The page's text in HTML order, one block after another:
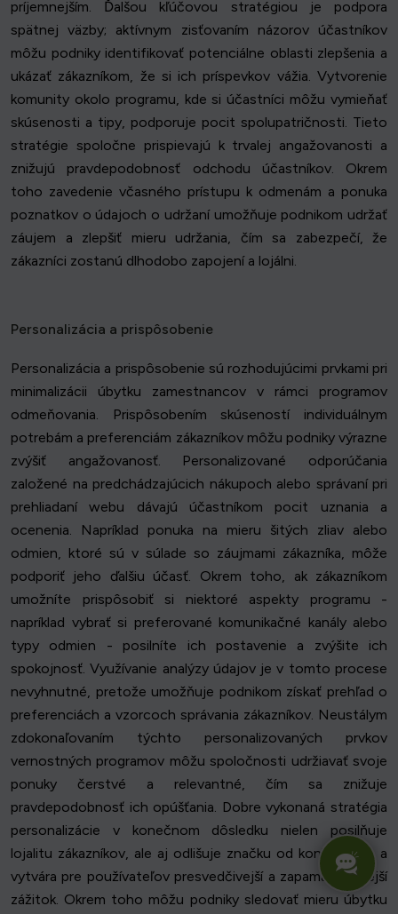
príjemnejším. Ďalšou kľúčovou stratégiou je podpora
spätnej väzby; aktívnym zisťovaním názorov účastníkov
môžu podniky identifikovať potenciálne oblasti zlepšenia a
ukázať zákazníkom, že si ich príspevkov vážia. Vytvorenie
komunity okolo programu, kde si účastníci môžu vymieňať
skúsenosti a tipy, podporuje pocit spolupatričnosti. Tieto
stratégie spoločne prispievajú k trvalej angažovanosti a
znižujú pravdepodobnosť odchodu účastníkov. Okrem
toho zavedenie včasného prístupu k odmenám a ponuka
poznatkov o údajoch o udržaní umožňuje podnikom udržať
záujem a zlepšiť mieru udržania, čím sa zabezpečí, že
zákazníci zostanú dlhodobo zapojení a lojálni.
Personalizácia a prispôsobenie
Personalizácia a prispôsobenie sú rozhodujúcimi prvkami pri
minimalizácii úbytku zamestnancov v rámci programov
odmeňovania. Prispôsobením skúseností individuálnym
potrebám a preferenciám zákazníkov môžu podniky výrazne
zvýšiť angažovanosť. Personalizované odporúčania
založené na predchádzajúcich nákupoch alebo správaní pri
prehliadaní webu dávajú účastníkom pocit uznania a
ocenenia. Napríklad ponuka na mieru šitých zliav alebo
odmien, ktoré sú v súlade so záujmami zákazníka, môže
podporiť jeho ďalšiu účasť. Okrem toho, ak zákazníkom
umožníte prispôsobiť si niektoré aspekty programu -
napríklad vybrať si preferované komunikačné kanály alebo
typy odmien - posilníte ich postavenie a zvýšite ich
spokojnosť. Využívanie analýzy údajov je v tomto procese
nevyhnutné, pretože umožňuje podnikom získať prehľad o
preferenciách a vzorcoch správania zákazníkov. Neustálym
zdokonaľovaním týchto personalizovaných prvkov
vernostných programov môžu spoločnosti udržiavať svoje
ponuky čerstvé a relevantné, čím sa znižuje
pravdepodobnosť ich opúšťania. Dobre vykonaná stratégia
personalizácie v konečnom dôsledku nielen posilňuje
lojalitu zákazníkov, ale aj odlišuje značku od konkurencie a
vytvára pre používateľov presvedčivejší a zapamätateľnejší
zážitok. Okrem toho môžu podniky sledovať mieru úbytku